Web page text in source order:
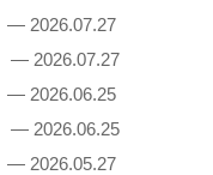
— 2026.07.27
— 2026.07.27
— 2026.06.25
— 2026.06.25
— 2026.05.27